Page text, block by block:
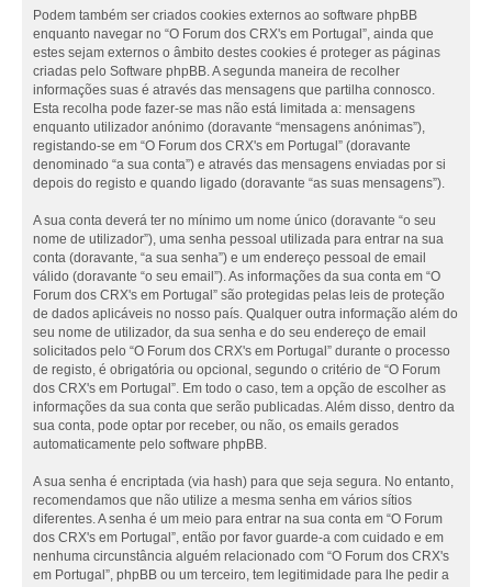
Podem também ser criados cookies externos ao software phpBB
enquanto navegar no “O Forum dos CRX's em Portugal”, ainda que
estes sejam externos o âmbito destes cookies é proteger as páginas
criadas pelo Software phpBB. A segunda maneira de recolher
informações suas é através das mensagens que partilha connosco.
Esta recolha pode fazer-se mas não está limitada a: mensagens
enquanto utilizador anónimo (doravante “mensagens anónimas”),
registando-se em “O Forum dos CRX's em Portugal” (doravante
denominado “a sua conta”) e através das mensagens enviadas por si
depois do registo e quando ligado (doravante “as suas mensagens”).
A sua conta deverá ter no mínimo um nome único (doravante “o seu
nome de utilizador”), uma senha pessoal utilizada para entrar na sua
conta (doravante, “a sua senha”) e um endereço pessoal de email
válido (doravante “o seu email”). As informações da sua conta em “O
Forum dos CRX's em Portugal” são protegidas pelas leis de proteção
de dados aplicáveis no nosso país. Qualquer outra informação além do
seu nome de utilizador, da sua senha e do seu endereço de email
solicitados pelo “O Forum dos CRX's em Portugal” durante o processo
de registo, é obrigatória ou opcional, segundo o critério de “O Forum
dos CRX's em Portugal”. Em todo o caso, tem a opção de escolher as
informações da sua conta que serão publicadas. Além disso, dentro da
sua conta, pode optar por receber, ou não, os emails gerados
automaticamente pelo software phpBB.
A sua senha é encriptada (via hash) para que seja segura. No entanto,
recomendamos que não utilize a mesma senha em vários sítios
diferentes. A senha é um meio para entrar na sua conta em “O Forum
dos CRX's em Portugal”, então por favor guarde-a com cuidado e em
nenhuma circunstância alguém relacionado com “O Forum dos CRX's
em Portugal”, phpBB ou um terceiro, tem legitimidade para lhe pedir a